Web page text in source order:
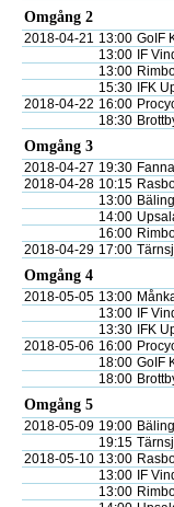
Omgång 2
2018-04-21 13:00 GoIF
13:00
IF
13:00
15:30
IFK
2018-04-22 16:00
18:30
Omgång 3
2018-04-27 19:30
2018-04-28 10:15
13:00
14:00
16:00
2018-04-29 17:00
Omgång 4
2018-05-05 13:00
13:00
IF
13:30
IFK
2018-05-06 16:00
18:00 GoIF
18:00
Omgång 5
2018-05-09 19:00
19:15
2018-05-10 13:00
13:00
IF
13:00